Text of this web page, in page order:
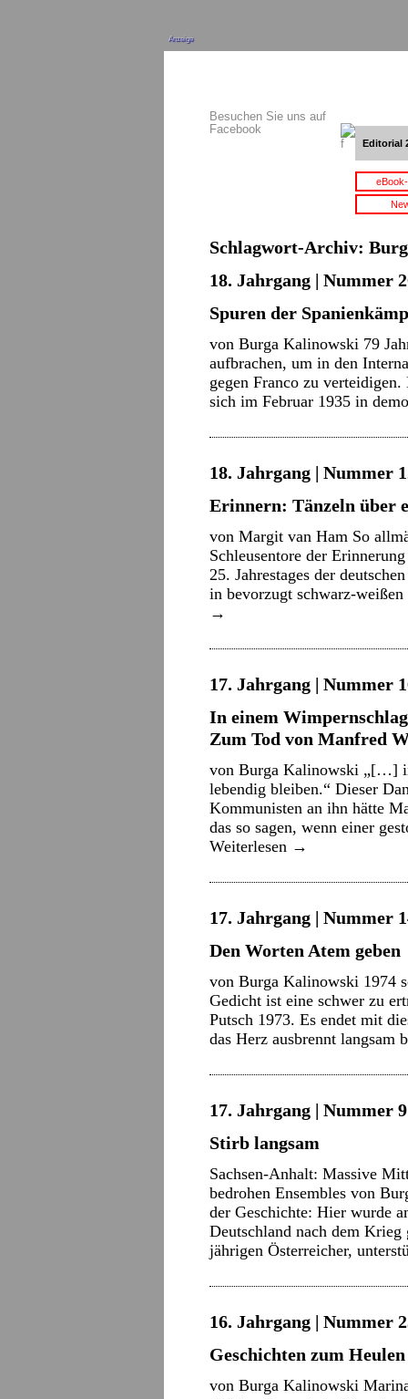
Anzeige
Besuchen Sie uns auf
Facebook
Editorial
Schlagwort-Archiv:
18. Jahrgang | Nummer
Spuren der
von Burga Kalinowski 79
aufbrachen, um in den
gegen Franco zu
sich im Februar 1935 in
18. Jahrgang | Nummer
Erinnern: Tänzeln über
von Margit van Ham So
Schleusentore der
25. Jahrestages der
in bevorzugt schwarz-
→
17. Jahrgang | Nummer
In einem
Zum Tod von Manfred
von Burga Kalinowski „[…]
lebendig bleiben.“ Dieser
Kommunisten an ihn hätte
das so sagen, wenn einer
Weiterlesen →
17. Jahrgang | Nummer
Den Worten Atem geben
von Burga Kalinowski 1974
Gedicht ist eine schwer zu
Putsch 1973. Es endet mit
das Herz ausbrennt
17. Jahrgang | Nummer
Stirb langsam
Sachsen-Anhalt: Massive
bedrohen Ensembles von
der Geschichte: Hier wurde
Deutschland nach dem
jährigen Österreicher,
16. Jahrgang | Nummer
Geschichten zum
von Burga Kalinowski